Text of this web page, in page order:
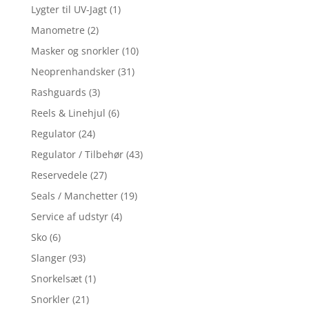
Lygter til UV-Jagt (1)
Manometre (2)
Masker og snorkler (10)
Neoprenhandsker (31)
Rashguards (3)
Reels & Linehjul (6)
Regulator (24)
Regulator / Tilbehør (43)
Reservedele (27)
Seals / Manchetter (19)
Service af udstyr (4)
Sko (6)
Slanger (93)
Snorkelsæt (1)
Snorkler (21)